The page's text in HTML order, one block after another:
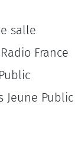
salle
France
Jeune Public